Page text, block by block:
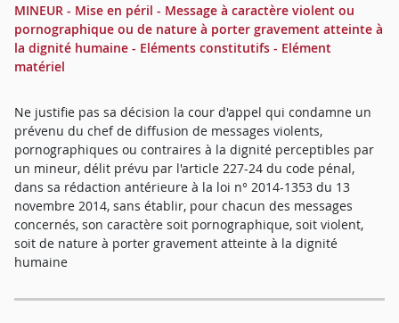
MINEUR - Mise en péril - Message à caractère violent ou
pornographique ou de nature à porter gravement atteinte à
la dignité humaine - Eléments constitutifs - Elément
matériel
Ne justifie pas sa décision la cour d'appel qui condamne un
prévenu du chef de diffusion de messages violents,
pornographiques ou contraires à la dignité perceptibles par
un mineur, délit prévu par l'article 227-24 du code pénal,
dans sa rédaction antérieure à la loi n° 2014-1353 du 13
novembre 2014, sans établir, pour chacun des messages
concernés, son caractère soit pornographique, soit violent,
soit de nature à porter gravement atteinte à la dignité
humaine